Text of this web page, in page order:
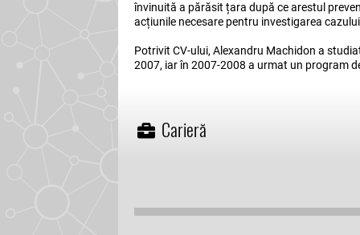
învinuită a părăsit țara după ce arestul
acțiunile necesare pentru investigarea
Potrivit CV-ului, Alexandru Machidon a
2007, iar în 2007-2008 a urmat un program
Carieră